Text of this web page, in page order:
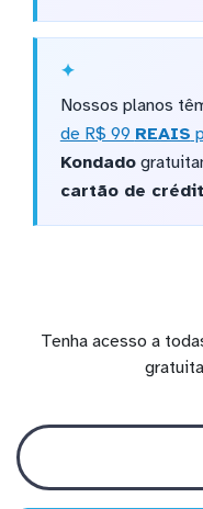
Nossos planos
de R$ 99 REAIS
Kondado
cartão de
Tenha acesso a